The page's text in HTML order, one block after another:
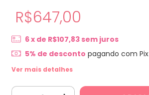
R$647,00
6x de R$107,83 sem juros
5% de desconto pagando com Pix
Ver mais detalhes